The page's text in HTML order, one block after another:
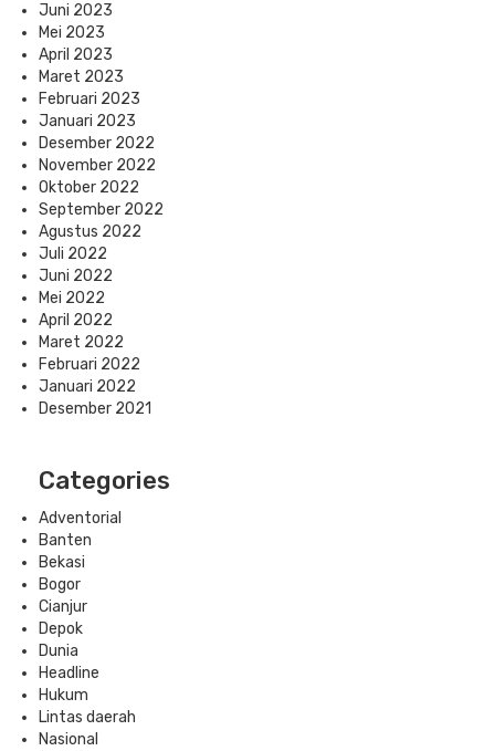
Juni 2023
Mei 2023
April 2023
Maret 2023
Februari 2023
Januari 2023
Desember 2022
November 2022
Oktober 2022
September 2022
Agustus 2022
Juli 2022
Juni 2022
Mei 2022
April 2022
Maret 2022
Februari 2022
Januari 2022
Desember 2021
Categories
Adventorial
Banten
Bekasi
Bogor
Cianjur
Depok
Dunia
Headline
Hukum
Lintas daerah
Nasional